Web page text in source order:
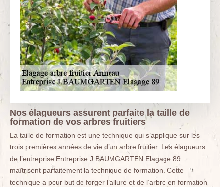
Nos élagueurs assurent parfaite la taille de
formation de vos arbres fruitiers
La taille de formation est une technique qui s’applique sur les
trois premières années de vie d’un arbre fruitier. Les élagueurs
de l’entreprise Entreprise J.BAUMGARTEN Elagage 89
maîtrisent parfaitement la technique de formation. Cette
technique a pour but de forger l’allure et de l’arbre en formation